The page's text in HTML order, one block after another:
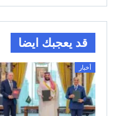
قد يعجبك ايضا
أخبار